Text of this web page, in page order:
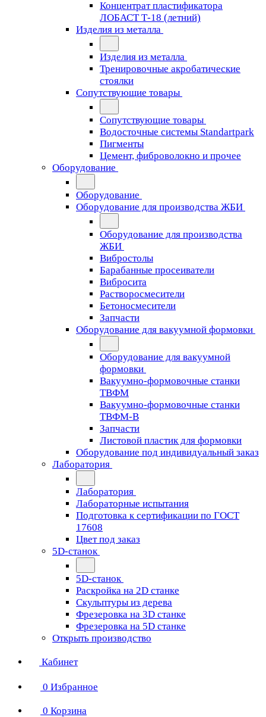
Концентрат пластификатора
ЛОБАСТ Т-18 (летний)
Изделия из металла
Изделия из металла
Тренировочные акробатические
стоялки
Сопутствующие товары
Сопутствующие товары
Водосточные системы Standartpark
Пигменты
Цемент, фиброволокно и прочее
Оборудование
Оборудование
Оборудование для производства ЖБИ
Оборудование для производства
ЖБИ
Вибростолы
Барабанные просеиватели
Вибросита
Растворосмесители
Бетоносмесители
Запчасти
Оборудование для вакуумной формовки
Оборудование для вакуумной
формовки
Вакуумно-формовочные станки
ТВФМ
Вакуумно-формовочные станки
ТВФМ-В
Запчасти
Листовой пластик для формовки
Оборудование под индивидуальный заказ
Лаборатория
Лаборатория
Лабораторные испытания
Подготовка к сертификации по ГОСТ
17608
Цвет под заказ
5D-станок
5D-станок
Раскройка на 2D станке
Скульптуры из дерева
Фрезеровка на 3D станке
Фрезеровка на 5D станке
Открыть производство
Кабинет
0 Избранное
0 Корзина